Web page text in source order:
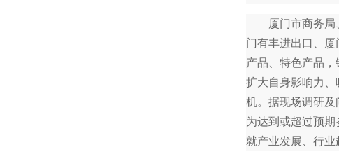
厦门市商务局、
门有丰进出口、
产品、特色产品
扩大自身影响力、
机。据现场调研
为达到或超过预
就产业发展、行业